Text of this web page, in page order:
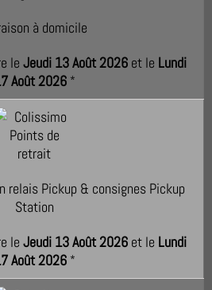
à domicile
le Jeudi 13 Août 2026 et le Lundi
Août 2026 *
relais Pickup & consignes Pickup
Station
le Jeudi 13 Août 2026 et le Lundi
Août 2026 *